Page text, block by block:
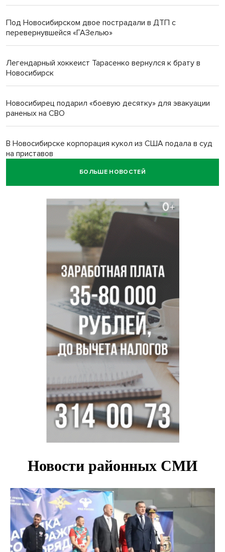
Под Новосибирском двое пострадали в ДТП с
перевернувшейся «ГАЗелью»
Легендарный хоккеист Тарасенко вернулся к брату в
Новосибирск
Новосибирец подарил «боевую десятку» для эвакуации
раненых на СВО
В Новосибирске корпорация кукол из США подала в суд
на приставов
БОЛЬШЕ НОВОСТЕЙ